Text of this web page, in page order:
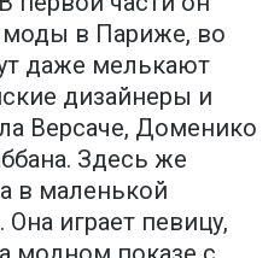
моды в Париже, во
даже мелькают
дизайнеры и
Версаче, Доменико
Здесь же
в маленькой
играет певицу,